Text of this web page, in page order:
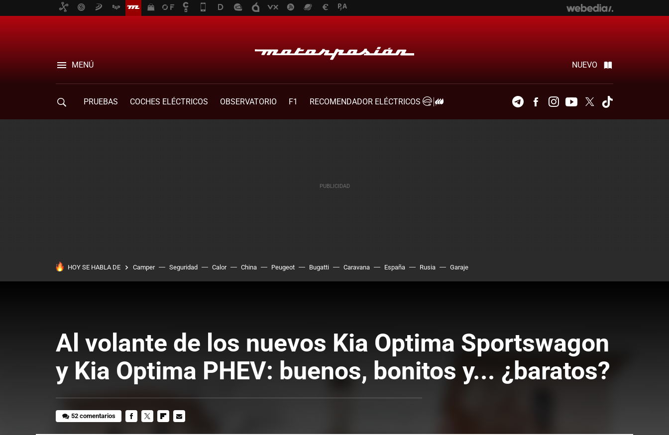
MENÚ NUEVO
PRUEBAS COCHES ELÉCTRICOS OBSERVATORIO F1
RECOMENDADOR ELÉCTRICOS
TelegramFacebookInstagramYoutubeTwitter
HOY SE HABLA DE Camper Seguridad Calor China Peugeot Bugatti Caravana España Rusia Garaje
Al volante de los nuevos Kia Optima Sportswagon
y Kia Optima PHEV: buenos, bonitos y... ¿baratos?
52 comentarios